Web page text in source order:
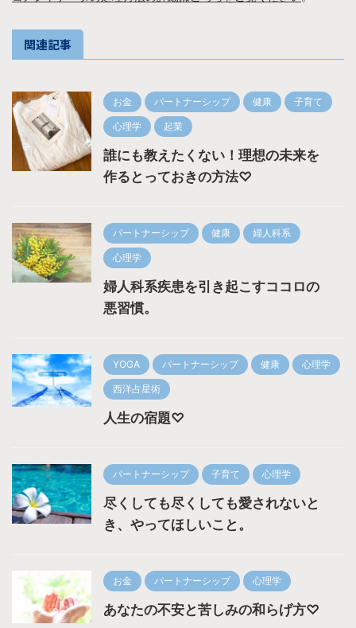
関連記事
お金 パートナーシップ 健康 子育て
心理学 起業
誰にも教えたくない！理想の未来を
作るとっておきの方法♡
パートナーシップ 健康 婦人科系
心理学
婦人科系疾患を引き起こすココロの
悪習慣。
YOGA パートナーシップ 健康 心理学
西洋占星術
人生の宿題♡
パートナーシップ 子育て 心理学
尽くしても尽くしても愛されないと
き、やってほしいこと。
お金 パートナーシップ 心理学
あなたの不安と苦しみの和らげ方♡